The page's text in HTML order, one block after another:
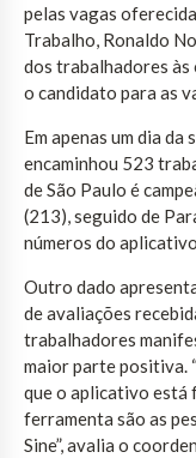
pelas vagas
Trabalho, Ronaldo
dos trabalhadores
o candidato para as
Em apenas um dia da
encaminhou 523
de São Paulo é
(213), seguido de
números do
Outro dado
de avaliações
trabalhadores
maior parte positiva.
que o aplicativo está
ferramenta são as
Sine”, avalia o